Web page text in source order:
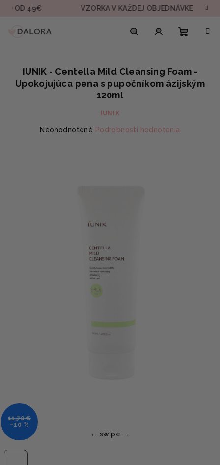
Prejsť
VZORKA V KAŽDEJ OBJEDNÁVKE
košík
IUNIK - Centella Mild Cleansing Foam -
Upokojujúca pena s pupočníkom ázijským
120ml
IUNIK
Priemerné
Neohodnotené Podrobnosti hodnotenia
11,70 €
–10 %